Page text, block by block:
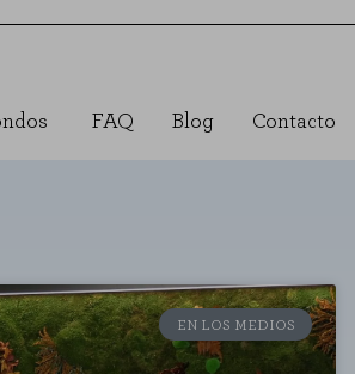
FAQ Blog Contacto
EN LOS MEDIOS